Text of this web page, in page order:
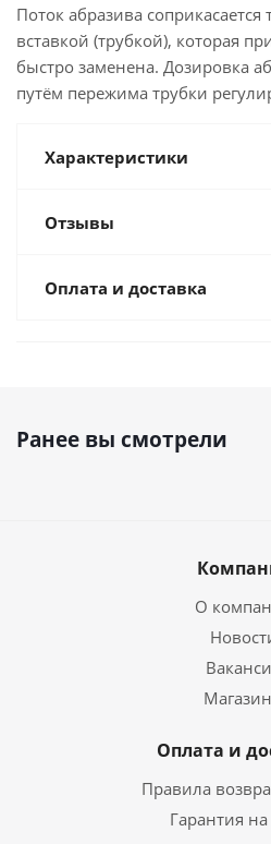
Поток абразива
вставкой (трубкой), которая
быстро заменена. Дозировка
путём пережима трубки
Характеристики
Отзывы
Оплата и доставка
Ранее вы смотрели
О
Оплата и
Правила
Гарантия